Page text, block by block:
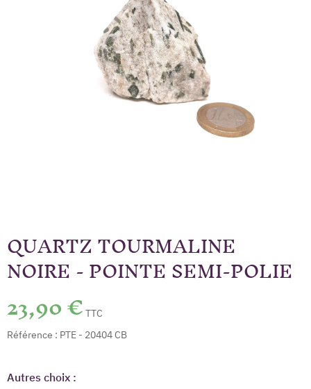
QUARTZ TOURMALINE
NOIRE - POINTE SEMI-POLIE
23,90 € TTC
Référence : PTE - 20404 CB
Autres choix :